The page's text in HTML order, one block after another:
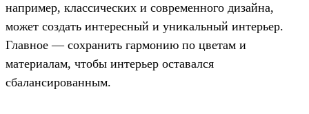
например, классических и современного дизайна,
может создать интересный и уникальный интерьер.
Главное — сохранить гармонию по цветам и
материалам, чтобы интерьер оставался
сбалансированным.